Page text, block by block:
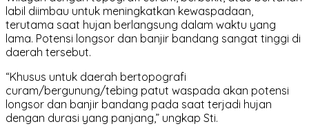
labil diimbau untuk meningkatkan kewaspadaan,
terutama saat hujan berlangsung dalam waktu yang
lama. Potensi longsor dan banjir bandang sangat tinggi di
daerah tersebut.
“Khusus untuk daerah bertopografi
curam/bergunung/tebing patut waspada akan potensi
longsor dan banjir bandang pada saat terjadi hujan
dengan durasi yang panjang,” ungkap Sti.